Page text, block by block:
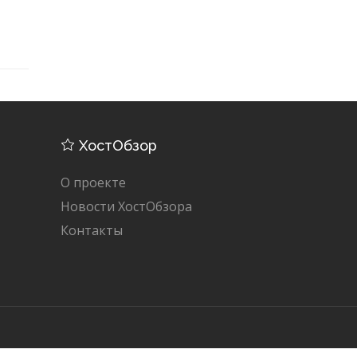
ХостОбзор
О проекте
Новости ХостОбзора
Контакты